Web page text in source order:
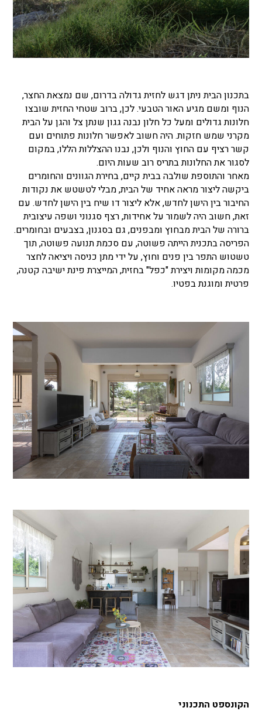
בתכנון הבית ניתן דגש לחזית גדולה בדרום, שם נמצאת החצר,
הנוף ומשם מגיע האור הטבעי. לכן, ברוב שטחי החזית שובצו
חלונות גדולים ומעל כל חלון נבנה גגון שנתן צל והגן על הבית
מקרני שמש חזקות. היה חשוב לאפשר חלונות פתוחים ועם
קשר רציף עם החוץ והנוף ולכן, נבנו ההצללות הללו, במקום
לסגור את החלונות בתריס רוב שעות היום.
מאחר והתוספת שולבה בבית קיים, בחירת הגוונים והחומרים
ביקשה ליצור מראה אחיד של הבית, מבלי לטשטש את נקודות
החיבור בין הישן לחדש, אלא ליצור דו שיח בין הישן לחדש. עם
זאת, חשוב היה לשמור על אחידות, רצף סגנוני ושפה עיצובית
ברורה של הבית מבחוץ ומבפנים, גם בסגנון, בצבעים ובחומרים.
הפריסה בתכנית הייתה פשוטה, עם סכמת תנועה פשוטה, תוך
טשטוש התפר בין פנים וחוץ, על ידי מתן כניסה ויציאה לחצר
מכמה מקומות ויצירת "כפל" בחזית, המייצרת פינת ישיבה קטנה,
פרטית ומוגנת בפטיו.
הקונספט התכנוני